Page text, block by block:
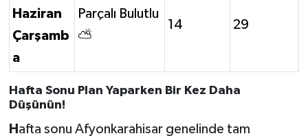
Haziran
Çarşamb
a
Parçalı Bulutlu
⛅
14 29
Hafta Sonu Plan Yaparken Bir Kez Daha
Düşünün!
H afta sonu Afyonkarahisar genelinde tam